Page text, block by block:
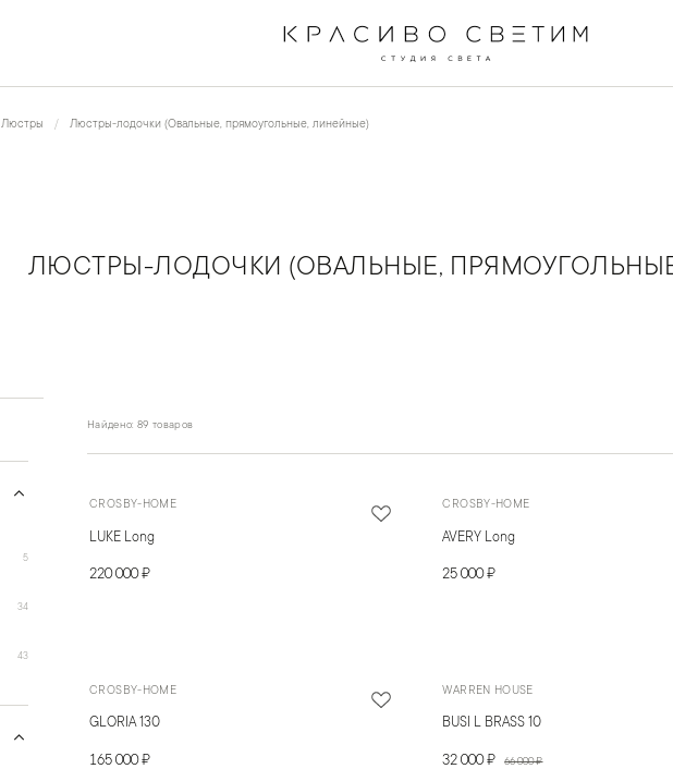
Люстры Люстры-лодочки (Овальные, прямоугольные, линейные)
ЛЮСТРЫ-ЛОДОЧКИ (ОВАЛЬНЫЕ,
5
34
43
Найдено: 89 товаров
CROSBY-HOME
LUKE Long
220 000 ₽
CROSBY-HOME
AVERY Long
25 000 ₽
CROSBY-HOME
GLORIA 130
165 000 ₽
WARREN HOUSE
BUSI L BRASS 10
32 000 ₽ 66 000 ₽